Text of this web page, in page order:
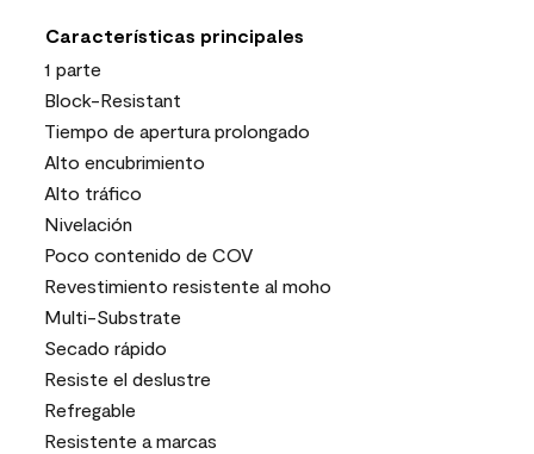
Características principales
1 parte
Block-Resistant
Tiempo de apertura prolongado
Alto encubrimiento
Alto tráfico
Nivelación
Poco contenido de COV
Revestimiento resistente al moho
Multi-Substrate
Secado rápido
Resiste el deslustre
Refregable
Resistente a marcas